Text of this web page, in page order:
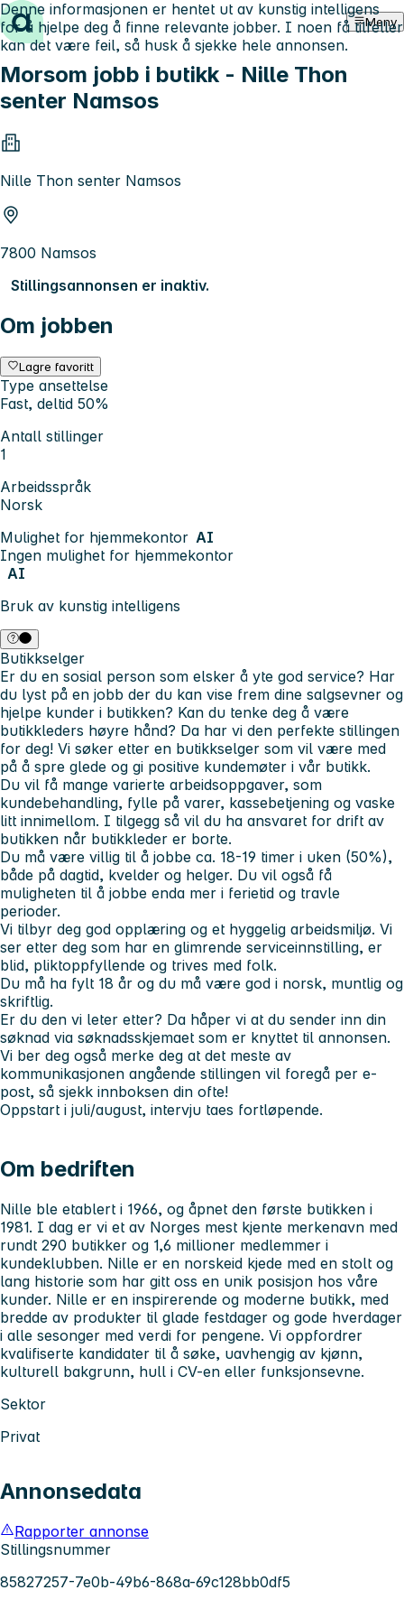
Hopp til innhold Meny
Morsom jobb i butikk - Nille Thon
senter Namsos
Nille Thon senter Namsos
7800 Namsos
Stillingsannonsen er inaktiv.
Om jobben
Lagre favoritt
Type ansettelse
Fast, deltid 50%
Antall stillinger
1
Arbeidsspråk
Norsk
Mulighet for hjemmekontor AI
Ingen mulighet for hjemmekontor
AI
Bruk av kunstig intelligens
Denne informasjonen er hentet ut av kunstig intelligens
for å hjelpe deg å finne relevante jobber. I noen få tilfeller
kan det være feil, så husk å sjekke hele annonsen.
Butikkselger
Er du en sosial person som elsker å yte god service? Har
du lyst på en jobb der du kan vise frem dine salgsevner og
hjelpe kunder i butikken? Kan du tenke deg å være
butikkleders høyre hånd? Da har vi den perfekte stillingen
for deg! Vi søker etter en butikkselger som vil være med
på å spre glede og gi positive kundemøter i vår butikk.
Du vil få mange varierte arbeidsoppgaver, som
kundebehandling, fylle på varer, kassebetjening og vaske
litt innimellom. I tilgegg så vil du ha ansvaret for drift av
butikken når butikkleder er borte.
Du må være villig til å jobbe ca. 18-19 timer i uken (50%),
både på dagtid, kvelder og helger. Du vil også få
muligheten til å jobbe enda mer i ferietid og travle
perioder.
Vi tilbyr deg god opplæring og et hyggelig arbeidsmiljø. Vi
ser etter deg som har en glimrende serviceinnstilling, er
blid, pliktoppfyllende og trives med folk.
Du må ha fylt 18 år og du må være god i norsk, muntlig og
skriftlig.
Er du den vi leter etter? Da håper vi at du sender inn din
søknad via søknadsskjemaet som er knyttet til annonsen.
Vi ber deg også merke deg at det meste av
kommunikasjonen angående stillingen vil foregå per e-
post, så sjekk innboksen din ofte!
Oppstart i juli/august, intervju taes fortløpende.
Om bedriften
Nille ble etablert i 1966, og åpnet den første butikken i
1981. I dag er vi et av Norges mest kjente merkenavn med
rundt 290 butikker og 1,6 millioner medlemmer i
kundeklubben. Nille er en norskeid kjede med en stolt og
lang historie som har gitt oss en unik posisjon hos våre
kunder. Nille er en inspirerende og moderne butikk, med
bredde av produkter til glade festdager og gode hverdager
i alle sesonger med verdi for pengene. Vi oppfordrer
kvalifiserte kandidater til å søke, uavhengig av kjønn,
kulturell bakgrunn, hull i CV-en eller funksjonsevne.
Sektor
Privat
Annonsedata
Rapporter annonse
Stillingsnummer
85827257-7e0b-49b6-868a-69c128bb0df5